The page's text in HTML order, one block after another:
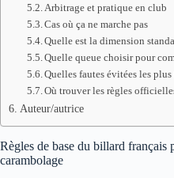
Arbitrage et pratique en club
Cas où ça ne marche pas
Quelle est la dimension
Quelle queue choisir pour
Quelles fautes évitées les plus
Où trouver les règles
Auteur/autrice
Règles de base du billard français
carambolage